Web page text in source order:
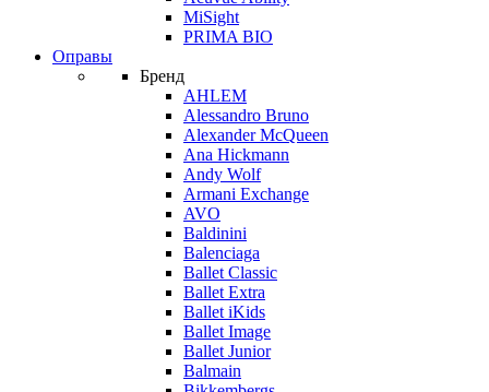
MiSight
PRIMA BIO
Оправы
Бренд
AHLEM
Alessandro Bruno
Alexander McQueen
Ana Hickmann
Andy Wolf
Armani Exchange
AVO
Baldinini
Balenciaga
Ballet Classic
Ballet Extra
Ballet iKids
Ballet Image
Ballet Junior
Balmain